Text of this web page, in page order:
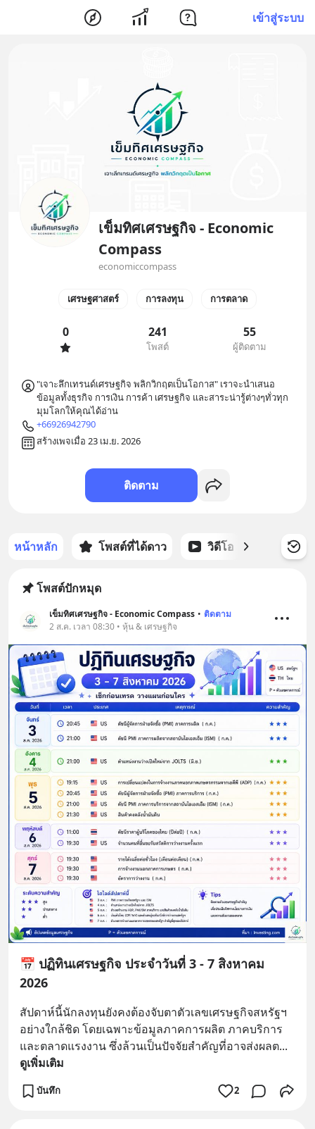
เข้าสู่ระบบ
เข็มทิศเศรษฐกิจ - Economic
Compass
economiccompass
เศรษฐศาสตร์ การลงทุน การตลาด
0 241
โพสต์
55
ผู้ติดตาม
"เจาะลึกเทรนด์เศรษฐกิจ พลิกวิกฤตเป็นโอกาส" เราจะนำเสนอ
ข้อมูลทั้งธุรกิจ การเงิน การค้า เศรษฐกิจ และสาระน่ารู้ต่างๆทั่วทุก
มุมโลกให้คุณได้อ่าน
+66926942790
สร้างเพจเมื่อ 23 เม.ย. 2026
ติดตาม
หน้าหลัก โพสต์ที่ได้ดาว วิดีโอ พอดแ
โพสต์ปักหมุด
เข็มทิศเศรษฐกิจ - Economic Compass • ติดตาม
2 ส.ค. เวลา 08:30 • หุ้น & เศรษฐกิจ
📅 ปฏิทินเศรษฐกิจ ประจำวันที่ 3 - 7 สิงหาคม
2026
สัปดาห์นี้นักลงทุนยังคงต้องจับตาตัวเลขเศรษฐกิจสหรัฐฯ
อย่างใกล้ชิด โดยเฉพาะข้อมูลภาคการผลิต ภาคบริการ
และตลาดแรงงาน ซึ่งล้วนเป็นปัจจัยสำคัญที่อาจส่งผลต...
ดูเพิ่มเติม
บันทึก 2